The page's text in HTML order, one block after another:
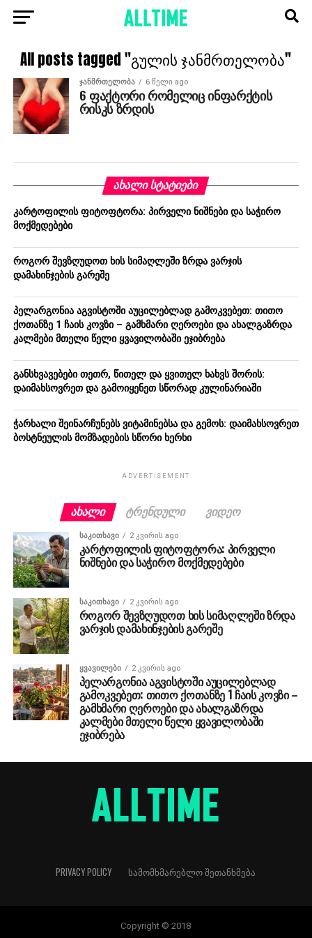
All posts tagged "გულის ჯანმრთელობა"
ᲯᲐᲜᲛᲠᲗᲔᲚᲝᲑᲐ 6 წელი ago
6 ფაქტორი რომელიც ინფარქტის
რისკს ზრდის
ᲐᲮᲐᲚᲘ ᲡᲢᲐᲢᲘᲔᲑᲘ
კარტოფილის ფიტოფტორა: პირველი ნიშნები და საჭირო
მოქმედებები
როგორ შევზღუდოთ ხის სიმაღლეში ზრდა ვარჯის
დამახინჯების გარეშე
პელარგონია აგვისტოში აუცილებლად გამოკვებეთ: თითო
ქოთანზე 1 ჩაის კოვზი – გამხმარი ღეროები და ახალგაზრდა
კალმები მთელი წელი ყვავილობაში ეჯიბრება
განსხვავებები თეთრ, წითელ და ყვითელ ხახვს შორის:
დაიმახსოვრეთ და გამოიყენეთ სწორად კულინარიაში
ჭარხალი შეინარჩუნებს ვიტამინებსა და გემოს: დაიმახსოვრეთ
ბოსტნეულის მომზადების სწორი ხერხი
ADVERTISEMENT
ᲐᲮᲐᲚᲘ ᲢᲠᲔᲜᲓᲣᲚᲘ ᲕᲘᲓᲔᲝ
ᲡᲐᲙᲘᲗᲮᲐᲕᲘ 2 კვირის ago
კარტოფილის ფიტოფტორა: პირველი
ნიშნები და საჭირო მოქმედებები
ᲡᲐᲙᲘᲗᲮᲐᲕᲘ 2 კვირის ago
როგორ შევზღუდოთ ხის სიმაღლეში ზრდა
ვარჯის დამახინჯების გარეშე
ᲧᲕᲐᲕᲘᲚᲔᲑᲘ 2 კვირის ago
პელარგონია აგვისტოში აუცილებლად
გამოკვებეთ: თითო ქოთანზე 1 ჩაის კოვზი –
გამხმარი ღეროები და ახალგაზრდა
კალმები მთელი წელი ყვავილობაში
ეჯიბრება
PRIVACY POLICY ᲡᲐᲛᲝᲛᲮᲛᲐᲠᲔᲑᲚᲝ ᲨᲔᲗᲐᲜᲮᲛᲔᲑᲐ
Copyright © 2018